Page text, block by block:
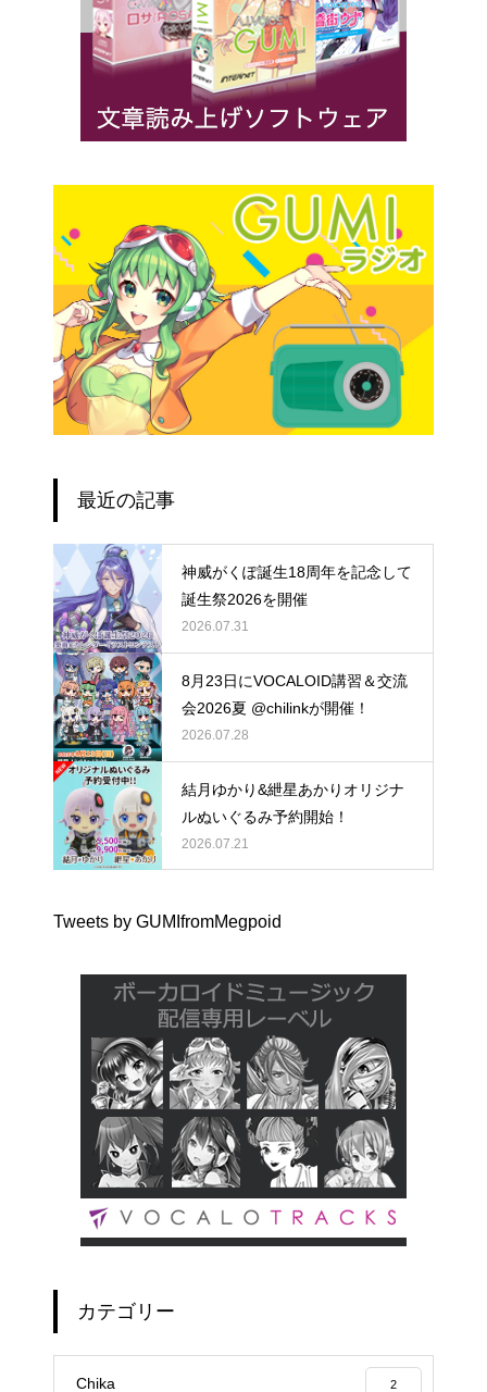
最近の記事
神威がくぽ誕生18周年を記念して
誕生祭2026を開催
2026.07.31
8月23日にVOCALOID講習＆交流
会2026夏 @chilinkが開催！
2026.07.28
結月ゆかり&紲星あかりオリジナ
ルぬいぐるみ予約開始！
2026.07.21
Tweets by GUMIfromMegpoid
カテゴリー
Chika 2